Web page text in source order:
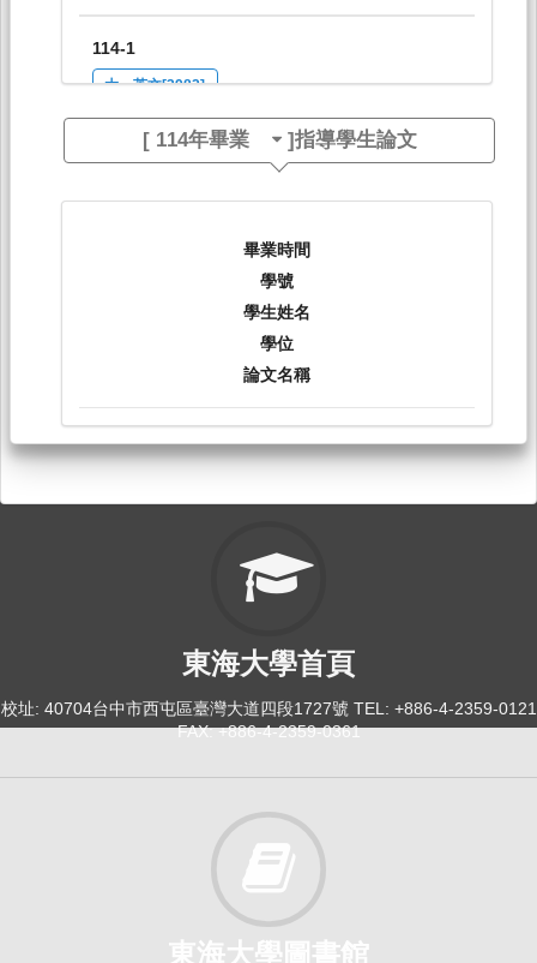
114-1
大一英文[3982]
日間學士班-企管,國貿1
日間學士班-經,畜,食科,健運,法律1
114-1
大二英文：職涯與專業[4131]
必修
日間學士班-工學院1
日間學士班-企管,國貿1
[ 114年畢業 ]指導學生論文
畢業時間
學號
學生姓名
學位
論文名稱
東海大學首頁
校址: 40704台中市西屯區臺灣大道四段1727號 TEL: +886-4-2359-0121
FAX: +886-4-2359-0361
東海大學圖書館